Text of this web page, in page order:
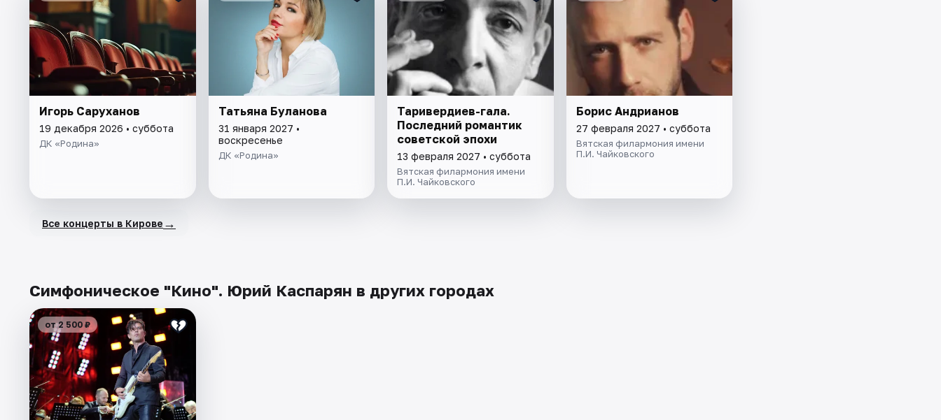
Игорь Саруханов
19 декабря 2026 • суббота
ДК «Родина»
Татьяна Буланова
31 января 2027 •
воскресенье
ДК «Родина»
Таривердиев-гала.
Последний романтик
советской эпохи
13 февраля 2027 • суббота
Вятская филармония имени
П.И. Чайковского
Борис Андрианов
27 февраля 2027 • суббота
Вятская филармония имени
П.И. Чайковского
Все концерты в Кирове →
Симфоническое "Кино". Юрий Каспарян в других городах
от 2 500 ₽